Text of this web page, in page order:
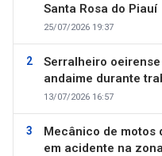
Santa Rosa do Piauí
25/07/2026 19:37
Serralheiro
andaime durante
13/07/2026 16:57
Mecânico de motos
em acidente na